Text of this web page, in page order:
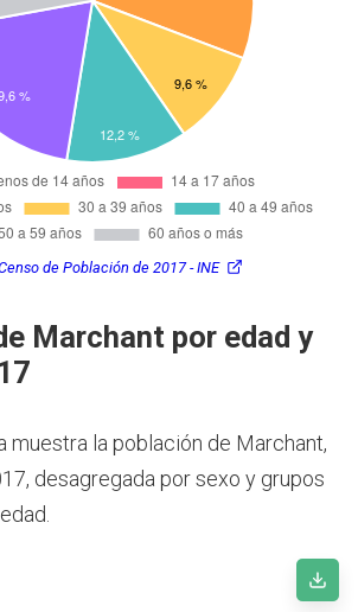
de Población de 2017 - INE
Marchant por edad y
muestra la población de Marchant,
desagregada por sexo y grupos